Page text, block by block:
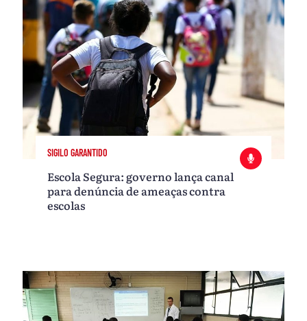
SIGILO GARANTIDO
Escola Segura: governo lança canal
para denúncia de ameaças contra
escolas